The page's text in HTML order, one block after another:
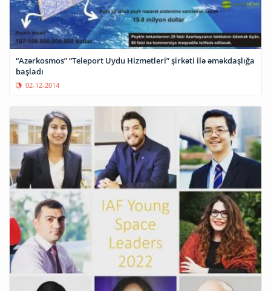
“Azərkosmos” “Teleport Uydu Hizmetleri” şirkəti ilə əməkdaşlığa
başladı
02-12-2014